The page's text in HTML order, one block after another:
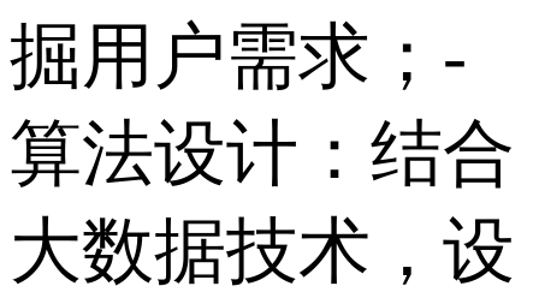
掘用户需求； -
算法设计：结合
大数据技术，设